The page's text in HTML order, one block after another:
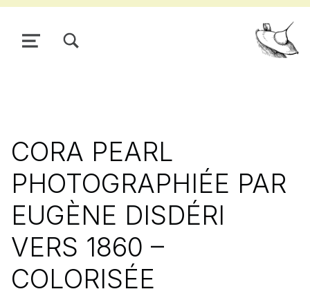
Pour
MENU
CORA PEARL
PHOTOGRAPHIÉE PAR
EUGÈNE DISDÉRI
VERS 1860 –
COLORISÉE